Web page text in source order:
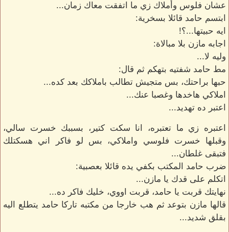
عشان فلوس وأملاك زي ما اتفقت معاك زمان...
ابتسم حامد قائلا بسخرية:
ايه حبيتها...؟!
اجابه مازن بلا مبالاة:
وليه لا...
مط حامد شفتيه بتهكم ثم قال:
حبها براحتك، بس متجيش تطالب باملاكك بعد كده...
املاكي هاخدها وغصبا عنك...
اعتبر ده تهديد...
اعتبره زي ما تعتبره، انا سكت كتير، بسببك خسرت سالي،
وقبلها خسرت فلوسي واملاكي، بس لو فاكر اني هسكتلك
فتبقى غلطان...
ضرب حامد المكتب بكفي يده قائلا بعصبية:
اتكلم على قدك يا مازن...
نهايتك قربت يا حامد، قربت اووي، خليك فاكر ده...
قالها مازن بتوعد ثم هب خارجا من مكتبه تاركا حامد يتطلع اليه
بقلق شديد...